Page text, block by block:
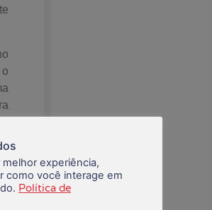
experiência,
como você interage em
Política de